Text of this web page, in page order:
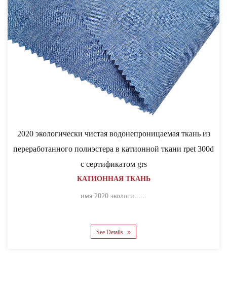
чистая водонепроницаемая ткань из
полиэстера в катионной ткани rpet 300d
с сертификатом grs
КАТИОННАЯ ТКАНЬ
имя 2020 экологи......